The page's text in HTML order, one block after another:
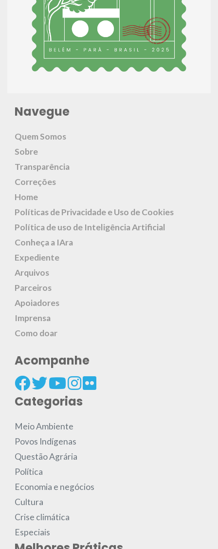
Navegue
Quem Somos
Sobre
Transparência
Correções
Home
Políticas de Privacidade e Uso de Cookies
Política de uso de Inteligência Artificial
Conheça a IAra
Expediente
Arquivos
Parceiros
Apoiadores
Imprensa
Como doar
Acompanhe
Categorias
Meio Ambiente
Povos Indígenas
Questão Agrária
Política
Economia e negócios
Cultura
Crise climática
Especiais